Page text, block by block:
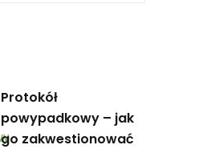
Protokół
powypadkowy – jak
go zakwestionować